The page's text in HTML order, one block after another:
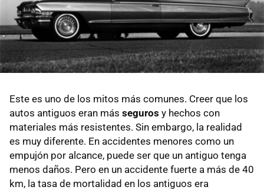
Este es uno de los mitos más comunes. Creer que los
autos antiguos eran más seguros y hechos con
materiales más resistentes. Sin embargo, la realidad
es muy diferente. En accidentes menores como un
empujón por alcance, puede ser que un antiguo tenga
menos daños. Pero en un accidente fuerte a más de 40
km, la tasa de mortalidad en los antiguos era